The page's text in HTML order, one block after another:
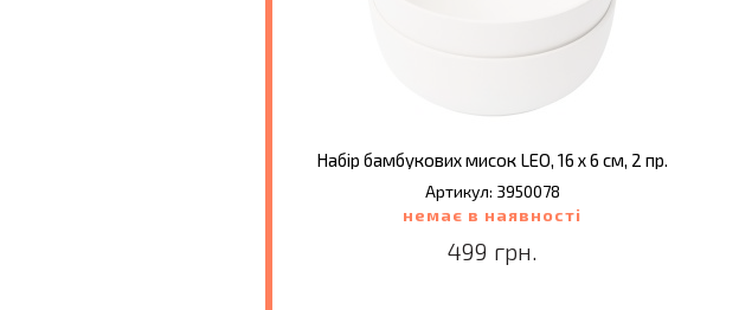
Набір бамбукових мисок LEO, 16 х 6 см, 2 пр.
Артикул: 3950078
немає в наявності
499 грн.